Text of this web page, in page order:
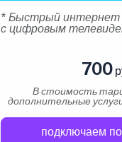
* Быстрый интернет
с цифровым
700
В стоимость
дополнительные
подключаем